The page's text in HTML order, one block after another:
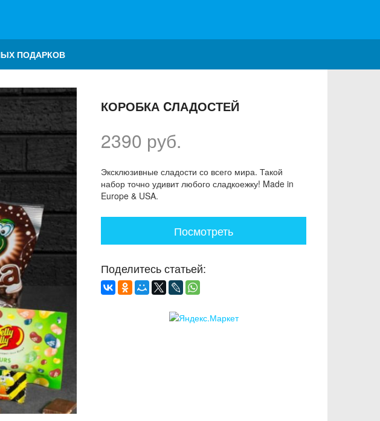
ПОДАРКОВ
КОРОБКА CЛАДОСТЕЙ
2390 руб.
Эксклюзивные сладости со всего мира. Такой
набор точно удивит любого сладкоежку! Made in
Europe & USA.
Посмотреть
Поделитесь статьей: